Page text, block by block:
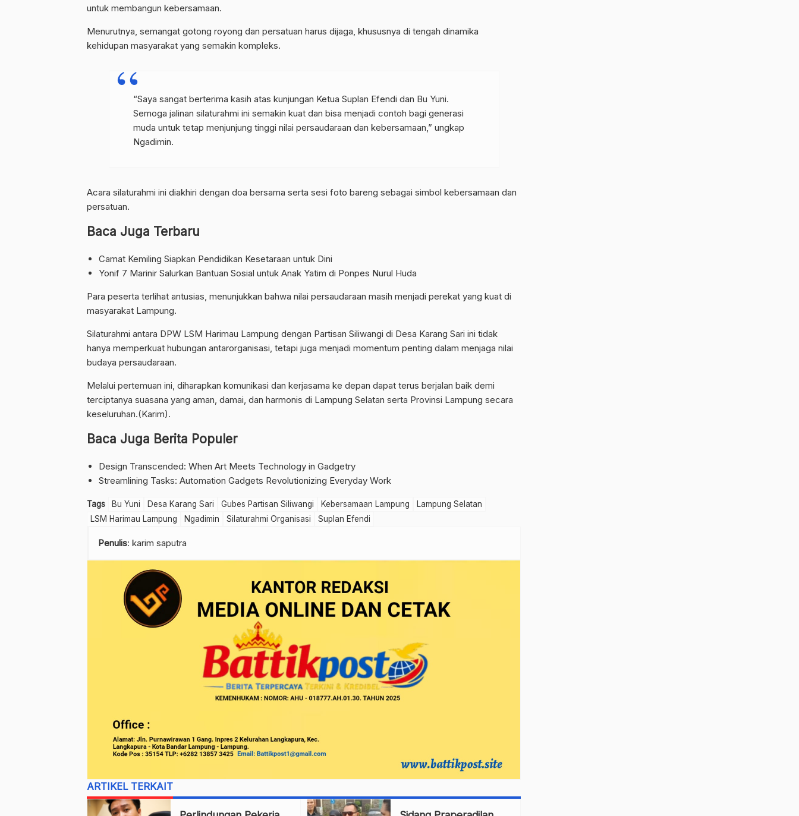
untuk membangun kebersamaan.
Menurutnya, semangat gotong royong dan persatuan harus dijaga, khususnya di tengah dinamika
kehidupan masyarakat yang semakin kompleks.
“Saya sangat berterima kasih atas kunjungan Ketua Suplan Efendi dan Bu Yuni.
Semoga jalinan silaturahmi ini semakin kuat dan bisa menjadi contoh bagi generasi
muda untuk tetap menjunjung tinggi nilai persaudaraan dan kebersamaan,” ungkap
Ngadimin.
Acara silaturahmi ini diakhiri dengan doa bersama serta sesi foto bareng sebagai simbol kebersamaan dan
persatuan.
Baca Juga Terbaru
Camat Kemiling Siapkan Pendidikan Kesetaraan untuk Dini
Yonif 7 Marinir Salurkan Bantuan Sosial untuk Anak Yatim di Ponpes Nurul Huda
Para peserta terlihat antusias, menunjukkan bahwa nilai persaudaraan masih menjadi perekat yang kuat di
masyarakat Lampung.
Silaturahmi antara DPW LSM Harimau Lampung dengan Partisan Siliwangi di Desa Karang Sari ini tidak
hanya memperkuat hubungan antarorganisasi, tetapi juga menjadi momentum penting dalam menjaga nilai
budaya persaudaraan.
Melalui pertemuan ini, diharapkan komunikasi dan kerjasama ke depan dapat terus berjalan baik demi
terciptanya suasana yang aman, damai, dan harmonis di Lampung Selatan serta Provinsi Lampung secara
keseluruhan.(Karim).
Baca Juga Berita Populer
Design Transcended: When Art Meets Technology in Gadgetry
Streamlining Tasks: Automation Gadgets Revolutionizing Everyday Work
Tags Bu Yuni Desa Karang Sari Gubes Partisan Siliwangi Kebersamaan Lampung
Lampung Selatan
LSM Harimau Lampung
Ngadimin Silaturahmi Organisasi Suplan Efendi
Penulis: karim saputra
ARTIKEL TERKAIT